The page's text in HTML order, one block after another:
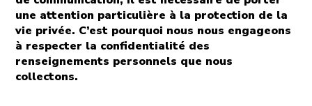
une attention particulière à la protection de la
vie privée. C’est pourquoi nous nous engageons
à respecter la confidentialité des
renseignements personnels que nous
collectons.